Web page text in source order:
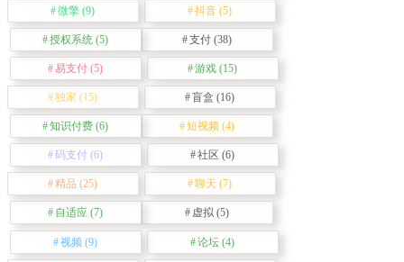
微擎 (9) 抖音 (5)
授权系统 (5) 支付 (38)
易支付 (5) 游戏 (15)
独家 (15) 盲盒 (16)
知识付费 (6) 短视频 (4)
码支付 (6) 社区 (6)
精品 (25) 聊天 (7)
自适应 (7) 虚拟 (5)
视频 (9) 论坛 (4)